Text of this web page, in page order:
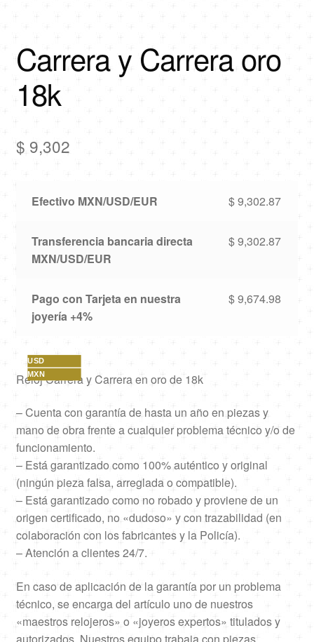
Carrera y Carrera oro
18k
$ 9,302
Efectivo MXN/USD/EUR $9,302.87
Transferencia bancaria directa
MXN/USD/EUR
$9,302.87
Pago con Tarjeta en nuestra
joyería +4%
$9,674.98
USD
MXN
Reloj Carrera y Carrera en oro de 18k
– Cuenta con garantía de hasta un año en piezas y
mano de obra frente a cualquier problema técnico y/o de
funcionamiento.
– Está garantizado como 100% auténtico y original
(ningún pieza falsa, arreglada o compatible).
– Está garantizado como no robado y proviene de un
origen certificado, no «dudoso» y con trazabilidad (en
colaboración con los fabricantes y la Policía).
– Atención a clientes 24/7.
En caso de aplicación de la garantía por un problema
técnico, se encarga del artículo uno de nuestros
«maestros relojeros» o «joyeros expertos» titulados y